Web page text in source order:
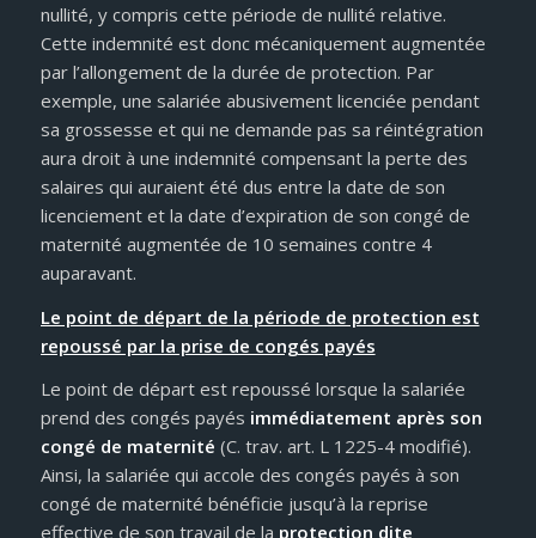
nullité, y compris cette période de nullité relative.
Cette indemnité est donc mécaniquement augmentée
par l’allongement de la durée de protection. Par
exemple, une salariée abusivement licenciée pendant
sa grossesse et qui ne demande pas sa réintégration
aura droit à une indemnité compensant la perte des
salaires qui auraient été dus entre la date de son
licenciement et la date d’expiration de son congé de
maternité augmentée de 10 semaines contre 4
auparavant.
Le point de départ de la période de protection est
repoussé par la prise de congés payés
Le point de départ est repoussé lorsque la salariée
prend des congés payés immédiatement après son
congé de maternité (C. trav. art. L 1225-4 modifié).
Ainsi, la salariée qui accole des congés payés à son
congé de maternité bénéficie jusqu’à la reprise
effective de son travail de la protection dite